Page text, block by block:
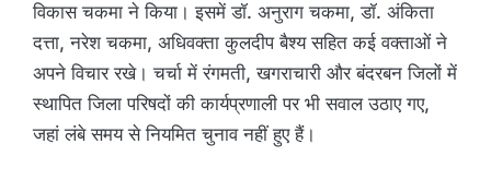
विकास चकमा ने किया। इसमें डॉ. अनुराग चकमा, डॉ. अंकिता
दत्ता, नरेश चकमा, अधिवक्ता कुलदीप बैश्य सहित कई वक्ताओं ने
अपने विचार रखे। चर्चा में रंगमती, खगराचारी और बंदरबन जिलों में
स्थापित जिला परिषदों की कार्यप्रणाली पर भी सवाल उठाए गए,
जहां लंबे समय से नियमित चुनाव नहीं हुए हैं।